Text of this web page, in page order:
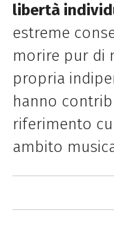
libertà
estreme
morire pur di
propria
hanno
riferimento
ambito